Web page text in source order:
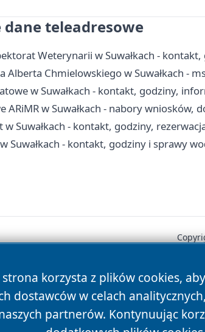
dane teleadresowe
Weterynarii w Suwałkach - kontakt,
Alberta Chmielowskiego w Suwałkach -
w Suwałkach - kontakt, godziny,
ARiMR w Suwałkach - nabory wniosków,
w Suwałkach - kontakt, godziny,
Suwałkach - kontakt, godziny i sprawy
strona korzysta z plików cookies,
dostawców w celach
partnerów. Kontynuując
News